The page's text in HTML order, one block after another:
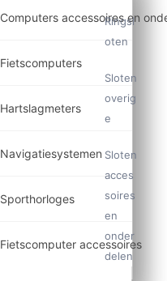
Computers accessoires en
Fietscomputers
Hartslagmeters
Navigatiesystemen
Sporthorloges
Fietscomputer accessoires
Ringsl
oten
Sloten
overig
e
Sloten
acces
soires
en
onder
delen